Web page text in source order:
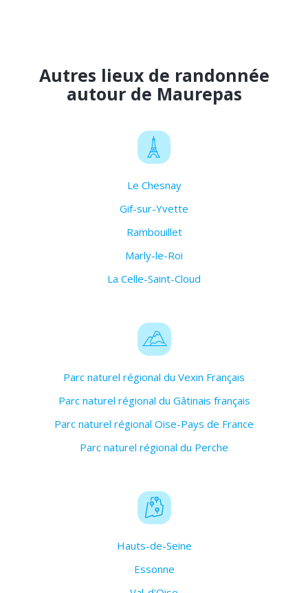
Autres lieux de randonnée
autour de Maurepas
Le Chesnay
Gif-sur-Yvette
Rambouillet
Marly-le-Roi
La Celle-Saint-Cloud
Parc naturel régional du Vexin Français
Parc naturel régional du Gâtinais français
Parc naturel régional Oise-Pays de France
Parc naturel régional du Perche
Hauts-de-Seine
Essonne